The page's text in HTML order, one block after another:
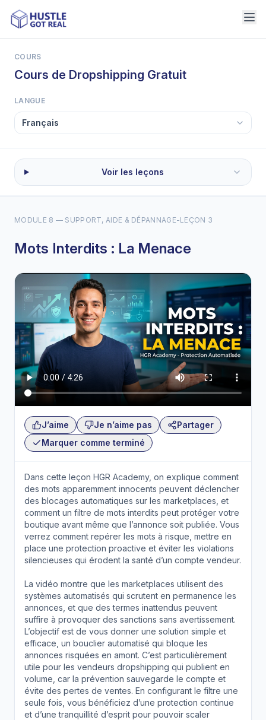
COURS
Cours de Dropshipping Gratuit
LANGUE
Voir les leçons
MODULE 8 — SUPPORT, AIDE & DÉPANNAGE-LEÇON 3
Mots Interdits : La Menace
J’aime Je n’aime pas
Partager
Marquer comme terminé
Dans cette leçon HGR Academy, on explique comment
des mots apparemment innocents peuvent déclencher
des blocages automatiques sur les marketplaces, et
comment un filtre de mots interdits peut protéger votre
boutique avant même que l’annonce soit publiée. Vous
verrez comment repérer les mots à risque, mettre en
place une protection proactive et éviter les violations
silencieuses qui érodent la santé d’un compte vendeur.
La vidéo montre que les marketplaces utilisent des
systèmes automatisés qui scrutent en permanence les
annonces, et que des termes inattendus peuvent
suffire à provoquer des sanctions sans avertissement.
L’objectif est de vous donner une solution simple et
efficace, un bouclier automatisé qui bloque les
annonces risquées en amont. C’est particulièrement
utile pour les vendeurs dropshipping qui publient en
volume, car la prévention sauvegarde le compte et
évite des pertes de ventes. En configurant le filtre une
seule fois, vous bénéficiez d’une protection continue
et d’une tranquillité d’esprit pour pouvoir scaler